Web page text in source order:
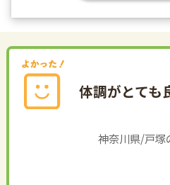
体調がとても
神奈川県/戸